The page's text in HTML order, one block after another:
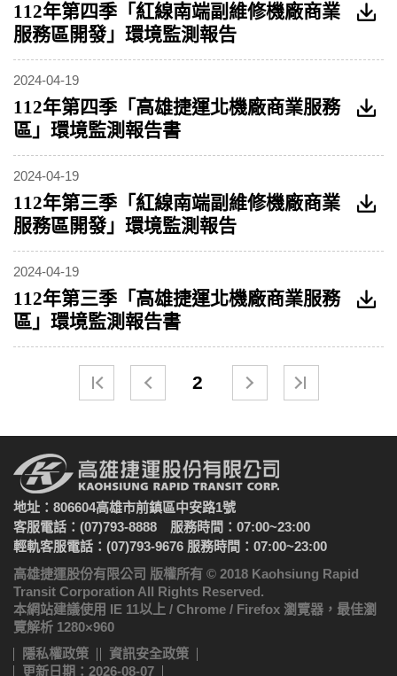
112年第四季「紅線南端副維修機廠商業
服務區開發」環境監測報告
2024-04-19
112年第四季「高雄捷運北機廠商業服務
區」環境監測報告書
2024-04-19
112年第三季「紅線南端副維修機廠商業
服務區開發」環境監測報告
2024-04-19
112年第三季「高雄捷運北機廠商業服務
區」環境監測報告書
2
地址：806604高雄市前鎮區中安路1號
客服電話：(07)793-8888 服務時間：07:00~23:00
輕軌客服電話：(07)793-9676 服務時間：07:00~23:00
高雄捷運股份有限公司 版權所有 © 2018 Kaohsiung Rapid
Transit Corporation All Rights Reserved.
本網站建議使用 IE 11以上 / Chrome / Firefox 瀏覽器，最佳瀏
覽解析 1280×960
隱私權政策
資訊安全政策
更新日期：2026-08-07